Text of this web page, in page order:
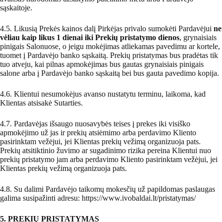
sąskaitoje.
4.5. Likusią Prekės kainos dalį Pirkėjas privalo sumokėti Pardavėjui ne
vėliau kaip likus 1 dienai iki Prekių pristatymo dienos, grynaisiais
pinigais Salonuose, o jeigu mokėjimas atliekamas pavedimu ar kortele,
tuomet į Pardavėjo banko sąskaitą. Prekių pristatymas bus pradėtas tik
tuo atveju, kai pilnas apmokėjimas bus gautas grynaisiais pinigais
salone arba į Pardavėjo banko sąskaitą bei bus gauta pavedimo kopija.
4.6. Klientui nesumokėjus avanso nustatytu terminu, laikoma, kad
Klientas atsisakė Sutarties.
4.7. Pardavėjas išsaugo nuosavybės teises į prekes iki visiško
apmokėjimo už jas ir prekių atsiėmimo arba perdavimo Kliento
pasirinktam vežėjui, jei Klientas prekių vežimą organizuoja pats.
Prekių atsitiktinio žuvimo ar sugadinimo rizika pereina Klientui nuo
prekių pristatymo jam arba perdavimo Kliento pasirinktam vežėjui, jei
Klientas prekių vežimą organizuoja pats.
4.8. Su dalimi Pardavėjo taikomų mokesčių už papildomas paslaugas
galima susipažinti adresu: https://www.ivobaldai.lt/pristatymas/
5. PREKIŲ PRISTATYMAS